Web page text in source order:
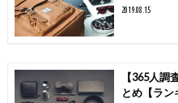
2019.08.15
【365人調
とめ【ラン